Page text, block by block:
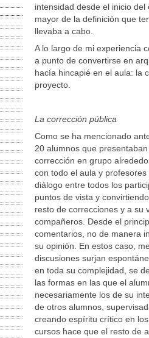
intensidad desde el inicio
mayor de la definición que
llevaba a cabo.
A lo largo de mi experiencia
a punto de convertirse en
hacía hincapié en el aula: la
proyecto.
La corrección pública
Como se ha mencionado
20 alumnos que
corrección en grupo
con todo el aula y
diálogo entre todos los
puntos de vista y
resto de correcciones y a su
compañeros. Desde el
comentarios, no de manera
su opinión. En estos caso,
discusiones surjan
en toda su complejidad, se
las formas en las que el
necesariamente los de su
de otros alumnos,
creando espíritu crítico en
cursos hace que el resto de